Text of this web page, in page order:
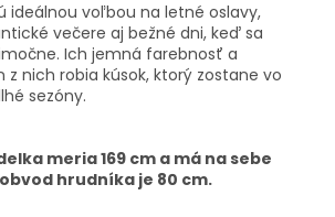
ideálnou voľbou na letné oslavy,
večere aj bežné dni, keď sa
Ich jemná farebnosť a
z nich robia kúsok, ktorý zostane vo
sezóny.
meria 169 cm a má na sebe
hrudníka je 80 cm.